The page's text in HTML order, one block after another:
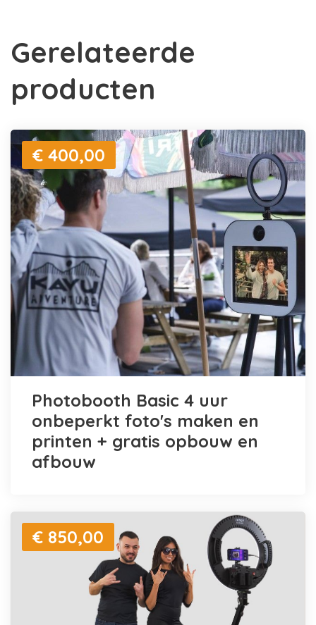
Gerelateerde
producten
€ 400,00
Photobooth Basic 4 uur
onbeperkt foto's maken en
printen + gratis opbouw en
afbouw
€ 850,00